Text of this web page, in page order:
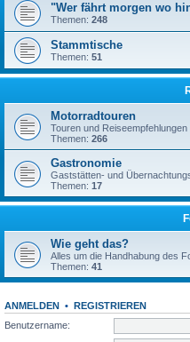
"Wer fährt morgen wo
Themen: 248
Stammtische
Themen: 51
Motorradtouren
Touren und Reiseempfehlungen
Themen: 266
Gastronomie
Gaststätten- und
Themen: 17
Wie geht das?
Alles um die Handhabung des
Themen: 41
ANMELDEN • REGISTRIEREN
Benutzername: